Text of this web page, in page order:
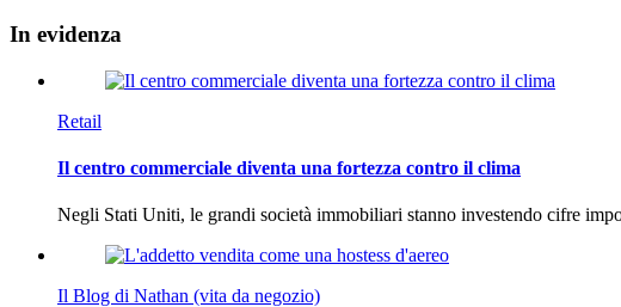
In evidenza
Retail
Il centro commerciale diventa una fortezza contro il clima
Negli Stati Uniti, le grandi società immobiliari stanno investendo cifre
Il Blog di Nathan (vita da negozio)